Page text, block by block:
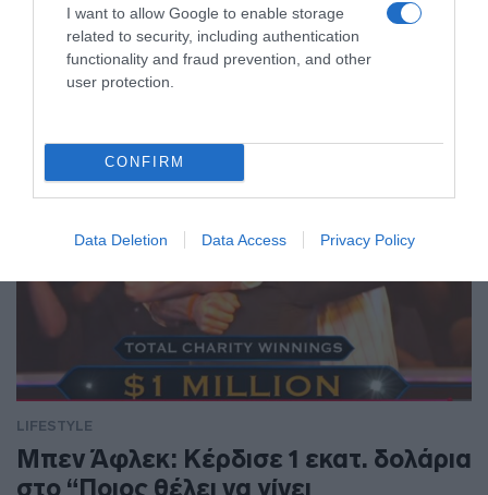
I want to allow Google to enable storage
related to security, including authentication
functionality and fraud prevention, and other
user protection.
CONFIRM
Data Deletion Data Access Privacy Policy
Ο Σταύρος Φλώρος έχει επιστρέψει στην Ελλάδα, από την
Αμερική όπου βρισκόταν σε κέντρο αποκατάστασης στο
LIFESTYLE
Μπεν Άφλεκ: Κέρδισε 1 εκατ. δολάρια
στο “Ποιος θέλει να γίνει